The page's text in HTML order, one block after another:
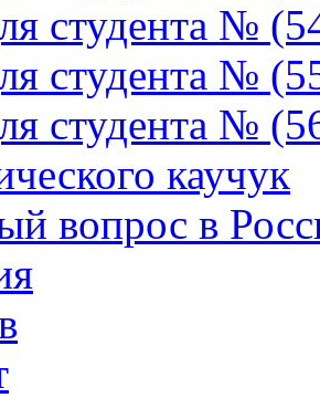
студента №
студента №
студента №
каучук
вопрос в